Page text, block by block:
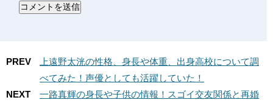
PREV
上遠野太洸の性格、身長や体重、出身高校について調
べてみた！声優としても活躍していた！
NEXT
一路真輝の身長や子供の情報！スゴイ交友関係と再婚